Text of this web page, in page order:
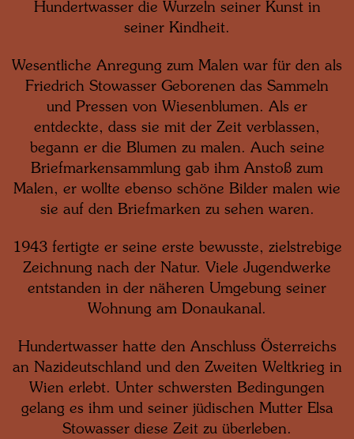
Hundertwasser die Wurzeln seiner Kunst in
seiner Kindheit.
Wesentliche Anregung zum Malen war für den als
Friedrich Stowasser Geborenen das Sammeln
und Pressen von Wiesenblumen. Als er
entdeckte, dass sie mit der Zeit verblassen,
begann er die Blumen zu malen. Auch seine
Briefmarkensammlung gab ihm Anstoß zum
Malen, er wollte ebenso schöne Bilder malen wie
sie auf den Briefmarken zu sehen waren.
1943 fertigte er seine erste bewusste, zielstrebige
Zeichnung nach der Natur. Viele Jugendwerke
entstanden in der näheren Umgebung seiner
Wohnung am Donaukanal.
Hundertwasser hatte den Anschluss Österreichs
an Nazideutschland und den Zweiten Weltkrieg in
Wien erlebt. Unter schwersten Bedingungen
gelang es ihm und seiner jüdischen Mutter Elsa
Stowasser diese Zeit zu überleben.